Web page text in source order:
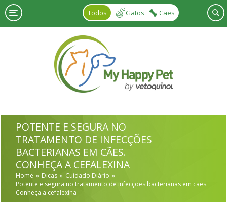
Skip to main content
Todos
Gatos Cães
POTENTE E SEGURA NO
TRATAMENTO DE INFECÇÕES
BACTERIANAS EM CÃES.
CONHEÇA A CEFALEXINA
Home Dicas
Cuidado Diário
Potente e segura no tratamento de infecções bacterianas em cães.
Conheça a cefalexina